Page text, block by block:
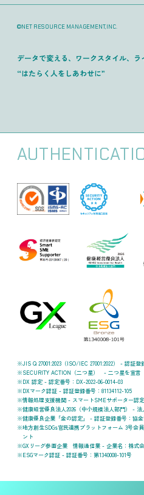
©NET RESOURCE MANAGEMENT,INC.
データで変える、ワークスタイル、
“はたらく人をしあわせに”
JIS Q 27001:2023（ISO/IEC 27001:2022） - 認証
SECURITY ACTION（二つ星） - 二つ星を宣言
DX 認定 - 認定番号：DX-2022-06-0014-03
DXマーク認証 - 認証登録番号：81134112-105
情報処理支援機関 - スマートSMEサポーター認定
健康経営優良法人2026（中小規模法人部門） -
健康優良企業「金の認定」 - 認証登録番号：協金
地方創生SDGs官民連携プラットフォーム 3号会
ント
GXリーグ参画企業 情報通信業 - 企業名：株式
ESGマーク認証 - 認証番号：第1340008-101号